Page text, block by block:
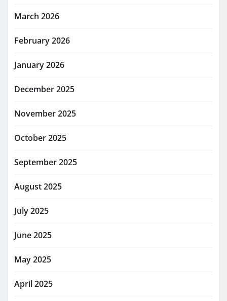
March 2026
February 2026
January 2026
December 2025
November 2025
October 2025
September 2025
August 2025
July 2025
June 2025
May 2025
April 2025